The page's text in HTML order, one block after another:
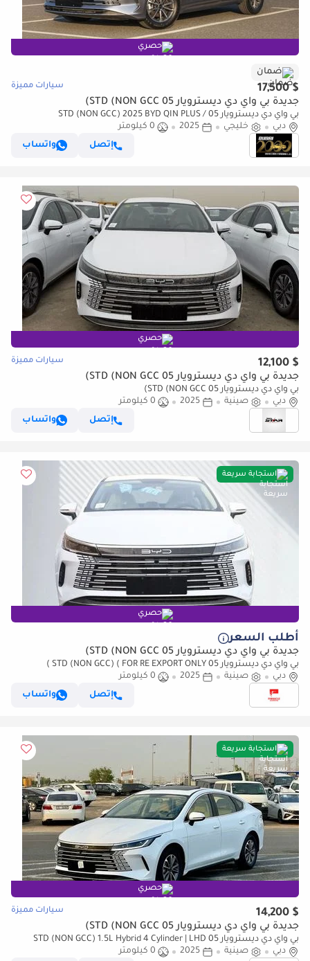
حصري
ضمان
$ 17,500 سيارات مميزة
جديدة بي واي دي ديسترويار 05 STD (NON GCC)
بي واي دي ديسترويار 05 STD (NON GCC) 2025 BYD QIN PLUS /
DESTROYER 05
دبي خليجي 2025
0 كيلومتر
إتصل
واتساب
حصري
$ 12,100 سيارات مميزة
جديدة بي واي دي ديسترويار 05 STD (NON GCC)
بي واي دي ديسترويار 05 STD (NON GCC)
دبي
صينية 2025
0 كيلومتر
إتصل
واتساب
استجابة سريعة
حصري
أطلب السعر
جديدة بي واي دي ديسترويار 05 STD (NON GCC)
بي واي دي ديسترويار 05 STD (NON GCC) ( FOR RE EXPORT ONLY )
دبي
صينية 2025
0 كيلومتر
إتصل
واتساب
استجابة سريعة
حصري
$ 14,200 سيارات مميزة
جديدة بي واي دي ديسترويار 05 STD (NON GCC)
بي واي دي ديسترويار 05 STD (NON GCC) 1.5L Hybrid 4 Cylinder | LHD
دبي
صينية 2025 0 كيلومتر